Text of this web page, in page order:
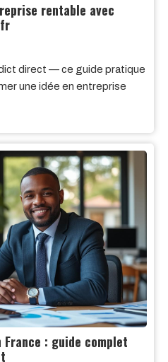
rentable avec
direct — ce guide pratique
une idée en entreprise
: guide complet